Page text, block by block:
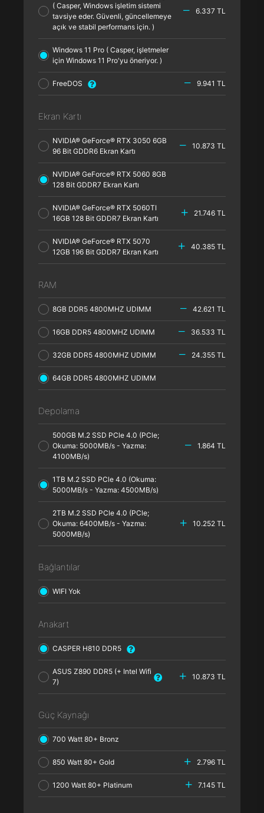
( Casper, Windows işletim sistemi
tavsiye eder. Güvenli, güncellemeye
açık ve stabil performans için. )
6.337 TL
Windows 11 Pro ( Casper, işletmeler
için Windows 11 Pro'yu öneriyor. )
FreeDOS 9.941 TL
Ekran Kartı
NVIDIA® GeForce® RTX 3050 6GB
96 Bit GDDR6 Ekran Kartı
10.873 TL
NVIDIA® GeForce® RTX 5060 8GB
128 Bit GDDR7 Ekran Kartı
NVIDIA® GeForce® RTX 5060TI
16GB 128 Bit GDDR7 Ekran Kartı
21.746 TL
NVIDIA® GeForce® RTX 5070
12GB 196 Bit GDDR7 Ekran Kartı
40.385 TL
RAM
8GB DDR5 4800MHZ UDIMM 42.621 TL
16GB DDR5 4800MHZ UDIMM 36.533 TL
32GB DDR5 4800MHZ UDIMM 24.355 TL
64GB DDR5 4800MHZ UDIMM
Depolama
500GB M.2 SSD PCle 4.0 (PCle;
Okuma: 5000MB/s - Yazma:
4100MB/s)
1.864 TL
1TB M.2 SSD PCle 4.0 (Okuma:
5000MB/s - Yazma: 4500MB/s)
2TB M.2 SSD PCle 4.0 (PCle;
Okuma: 6400MB/s - Yazma:
5000MB/s)
10.252 TL
Bağlantılar
WIFI Yok
Anakart
CASPER H810 DDR5
ASUS Z890 DDR5 (+ Intel Wifi
7)
10.873 TL
Güç Kaynağı
700 Watt 80+ Bronz
850 Watt 80+ Gold 2.796 TL
1200 Watt 80+ Platinum 7.145 TL